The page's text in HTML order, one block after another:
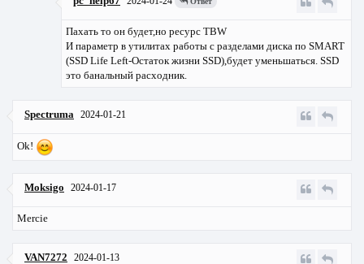
Пахать то он будет,но ресурс TBW
И параметр в утилитах работы с разделами диска по SMART
(SSD Life Left-Остаток жизни SSD),будет уменьшаться. SSD
это банальный расходник.
Spectruma 2024-01-21
Ok!
Moksigo 2024-01-17
Mercie
VAN7272 2024-01-13